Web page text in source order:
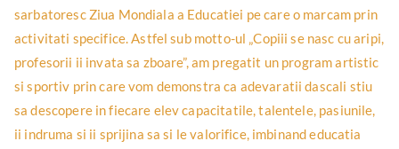
sarbatoresc Ziua Mondiala a Educatiei pe care o marcam prin
activitati specifice. Astfel sub motto-ul „Copiii se nasc cu aripi,
profesorii ii invata sa zboare”, am pregatit un program artistic
si sportiv prin care vom demonstra ca adevaratii dascali stiu
sa descopere in fiecare elev capacitatile, talentele, pasiunile,
ii indruma si ii sprijina sa si le valorifice, imbinand educatia